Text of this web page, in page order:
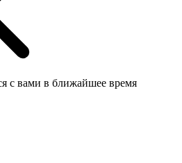
с вами в ближайшее время